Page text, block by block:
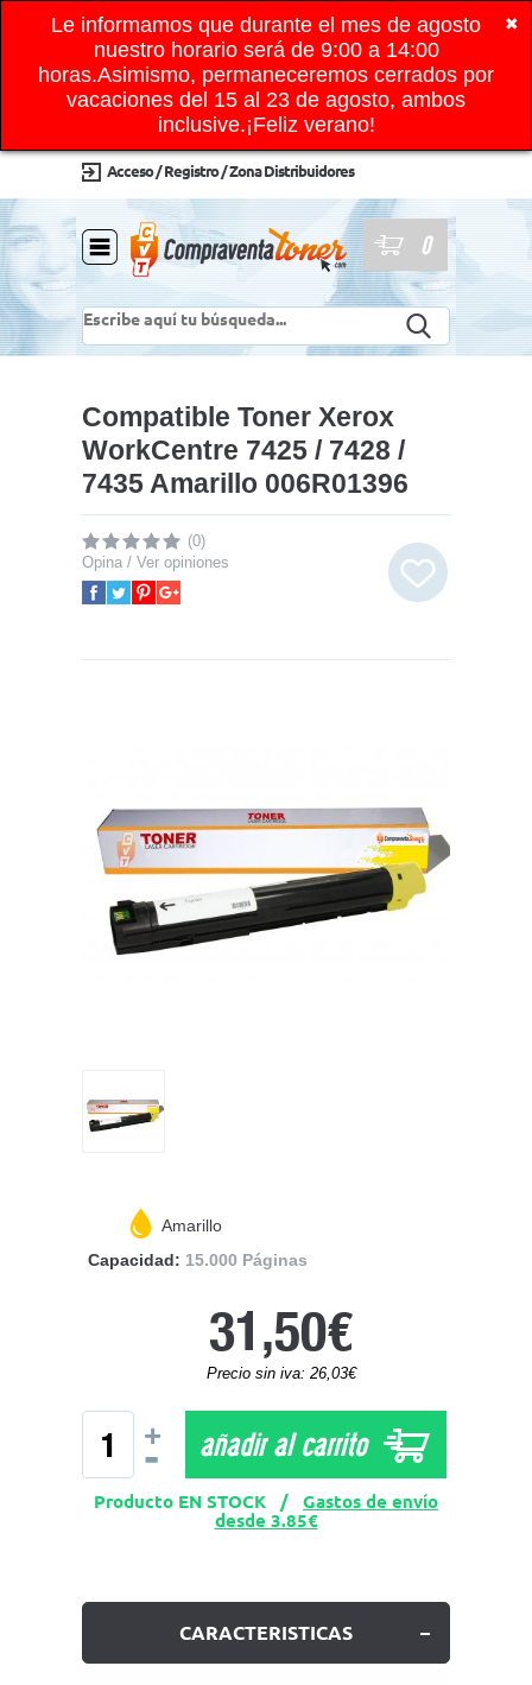
✖
Le informamos que durante el mes de agosto
nuestro horario será de 9:00 a 14:00
horas.Asimismo, permaneceremos cerrados por
vacaciones del 15 al 23 de agosto, ambos
inclusive.¡Feliz verano!
Acceso / Registro / Zona Distribuidores
0
Compatible Toner Xerox
WorkCentre 7425 / 7428 /
7435 Amarillo 006R01396
(0)
Opina / Ver opiniones
Amarillo
Capacidad: 15.000 Páginas
31,50€
Precio sin iva: 26,03€
+
- añadir al carrito
Producto EN STOCK / Gastos de envío
desde 3.85€
CARACTERISTICAS